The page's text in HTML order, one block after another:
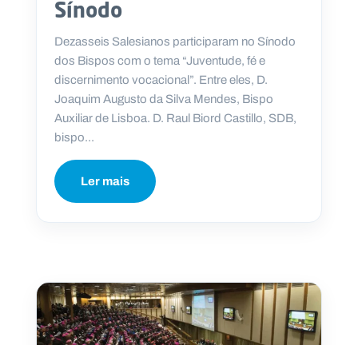
Sínodo
Dezasseis Salesianos participaram no Sínodo
dos Bispos com o tema “Juventude, fé e
discernimento vocacional”. Entre eles, D.
Joaquim Augusto da Silva Mendes, Bispo
Auxiliar de Lisboa. D. Raul Biord Castillo, SDB,
bispo...
Ler mais